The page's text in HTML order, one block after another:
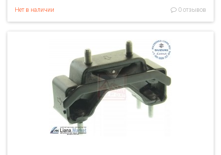
Нет в наличии 0 отзывов